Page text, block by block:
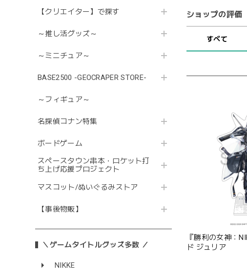
【クリエイター】で探す
～推し活グッズ～
～ミニチュア～
BASE2500 -GEOCRAPER STORE-
～フィギュア～
名探偵コナン特集
ボードゲーム
スペースタウン串本・ロケット打
ち上げ応援プロジェクト
マスコット/ぬいぐるみストア
【事後物販】
＼ゲームタイトルグッズ多数 ／
NIKKE
ショップの評価
すべて
『勝利の女神：
ド ジュリア